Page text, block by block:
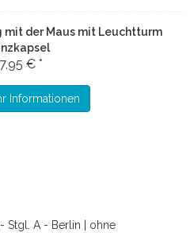
mit der Maus mit Leuchtturm
€ *
Informationen